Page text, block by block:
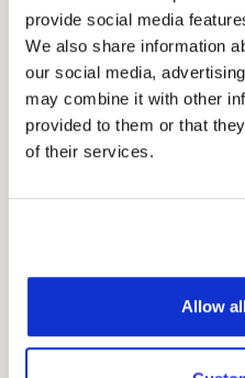
provide social media
We also share information
our social media,
may combine it with other
provided to them or that
of their services.
Allow
provvedimento richiamato
Nessun provvedimento del
incidere sulla data di entrata
europeo fissata al 25 maggio
Dall’entrata in vigore del
settembre 2018, le
sicuramente momenti di
Molti giornalisti hanno
veniva spesso dichiarato